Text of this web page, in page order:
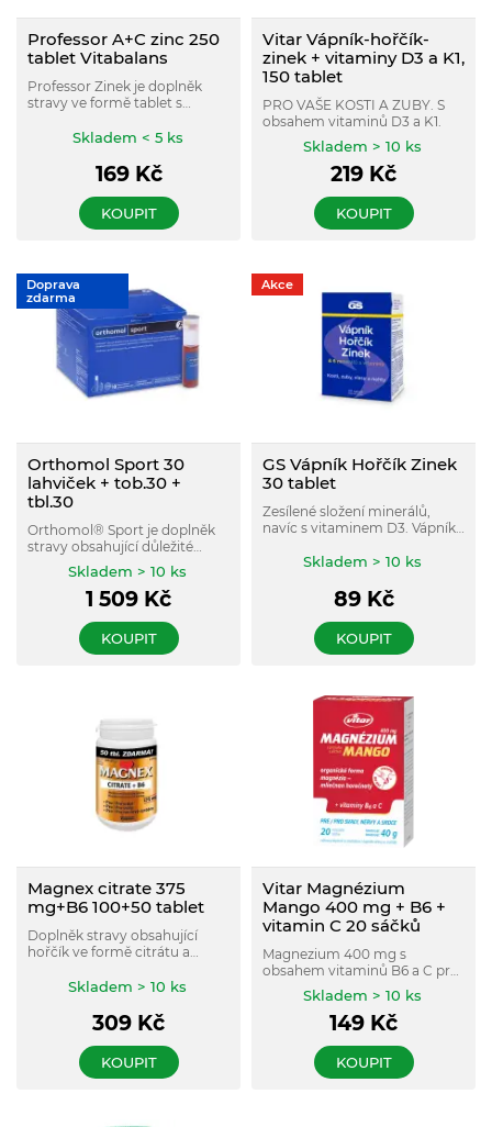
Professor A+C zinc 250
tablet Vitabalans
Professor Zinek je doplněk
stravy ve formě tablet s
Skladem < 5 ks
169Kč
KOUPIT
Vitar Vápník-hořčík-
zinek + vitaminy D3 a K1,
150 tablet
PRO VAŠE KOSTI A ZUBY. S
obsahem vitaminů D3 a K1.
Skladem > 10 ks
219 Kč
KOUPIT
Doprava
zdarma
Orthomol Sport 30
lahviček + tob.30 +
tbl.30
Orthomol® Sport je doplněk
stravy obsahující důležité
mikroživiny pro sportovní
výkon.Skladem > 10 ks
1 509 Kč
KOUPIT
Akce
GS Vápník Hořčík Zinek
30 tablet
Zesílené složení minerálů,
navíc s vitaminem D3. Vápník
zuby, mangan a vit. D3 pro
vitamin D3 pro podporu
Skladem > 10 ks
89Kč
KOUPIT
Magnex citrate 375
mg+B6 100+50 tablet
Doplněk stravy obsahující
hořčík ve formě citrátu a
forma hořčíku.
Skladem > 10 ks
309 Kč
KOUPIT
Vitar Magnézium
Mango 400 mg + B6 +
vitamin C 20 sáčků
Magnezium 400 mg s
obsahem vitaminů B6 a C pro
svaly, nervy, a srdce.
Organická forma – laktát. S
příchutí manga.
Skladem > 10 ks
149 Kč
KOUPIT